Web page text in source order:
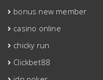
bonus new member
casino online
chicky run
Clickbet88